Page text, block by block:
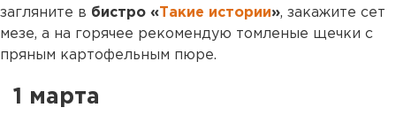
загляните в бистро «Такие истории», закажите сет
мезе, а на горячее рекомендую томленые щечки с
пряным картофельным пюре.
1 марта